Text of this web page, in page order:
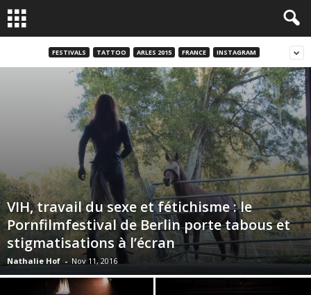
FESTIVALS TATTOO ARLES 2015 FRANCE INSTAGRAM
VIH, travail du sexe et fétichisme : le
Pornfilmfestival de Berlin porte tabous et
stigmatisations à l’écran
Nathalie Hof - Nov 11, 2016